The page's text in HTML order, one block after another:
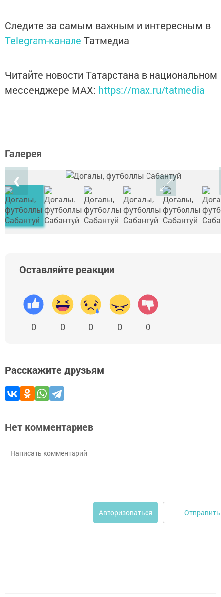
Следите за самым важным и интересным в
Telegram-канале Татмедиа
Читайте новости Татарстана в национальном
мессенджере MАХ: https://max.ru/tatmedia
Галерея
❮
Оставляйте реакции
0 0 0 0 0
Расскажите друзьям
Нет комментариев
Авторизоваться Отправить